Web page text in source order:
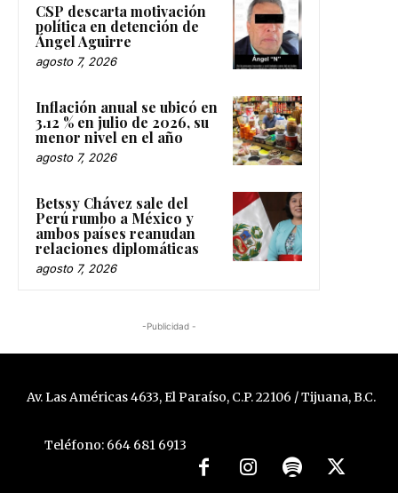
CSP descarta motivación
política en detención de
Ángel Aguirre
agosto 7, 2026
Inflación anual se ubicó en
3.12 % en julio de 2026, su
menor nivel en el año
agosto 7, 2026
Betssy Chávez sale del
Perú rumbo a México y
ambos países reanudan
relaciones diplomáticas
agosto 7, 2026
-Publicidad -
Av. Las Américas 4633, El Paraíso, C.P. 22106 / Tijuana, B.C.
Teléfono: 664 681 6913